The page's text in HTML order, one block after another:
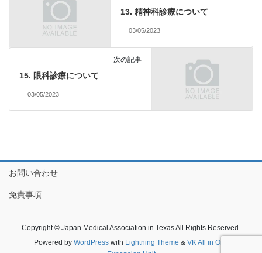
13. 精神科診療について
03/05/2023
次の記事
15. 眼科診療について
03/05/2023
お問い合わせ
免責事項
Copyright © Japan Medical Association in Texas All Rights Reserved.
Powered by WordPresswith Lightning Theme & VK All in One